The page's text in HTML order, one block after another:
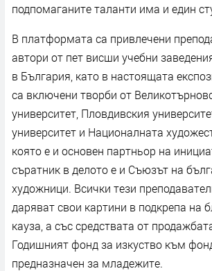
подпомаганите таланти има и един
В платформата са привлечени
автори от пет висши учебни
в България, като в настоящата
са включени творби от
университет, Пловдивския
университет и Националната
която е и основен партньор на
съратник в делото е и Съюзът на
художници. Всички тези
даряват свои картини в подкрепа на
кауза, а със средствата от
Годишният фонд за изкуство към
предназначен за младежите.